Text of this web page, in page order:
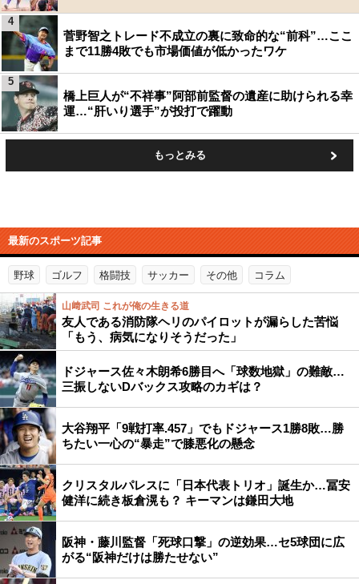
菅野智之トレード不成立の裏に致命的な“前科”…ここ
まで11勝4敗でも市場価値が低かったワケ
4
橋上巨人が“不祥事”阿部前監督の遺産に助けられる幸
運…“肝いり選手”が投打で躍動
5
もっとみる
最新のスポーツ記事
野球 ゴルフ 格闘技 サッカー その他 コラム
山﨑武司 これが俺の生きる道
友人である消防隊ヘリのパイロットが漏らした苦悩
「もう、病気になりそうだった」
ドジャース佐々木朗希6勝目へ「球数地獄」の難敵…
三振しないDバックス攻略のカギは？
大谷翔平「9戦打率.457」でもドジャース1勝8敗…勝
ちたい一心の“暴走”で膝悪化の懸念
クリスタルパレスに「日本代表トリオ」誕生か…冨安
健洋に続き板倉滉も？ キーマンは鎌田大地
阪神・藤川監督「死球口撃」の逆効果…セ5球団に広
がる“阪神だけは勝たせない”